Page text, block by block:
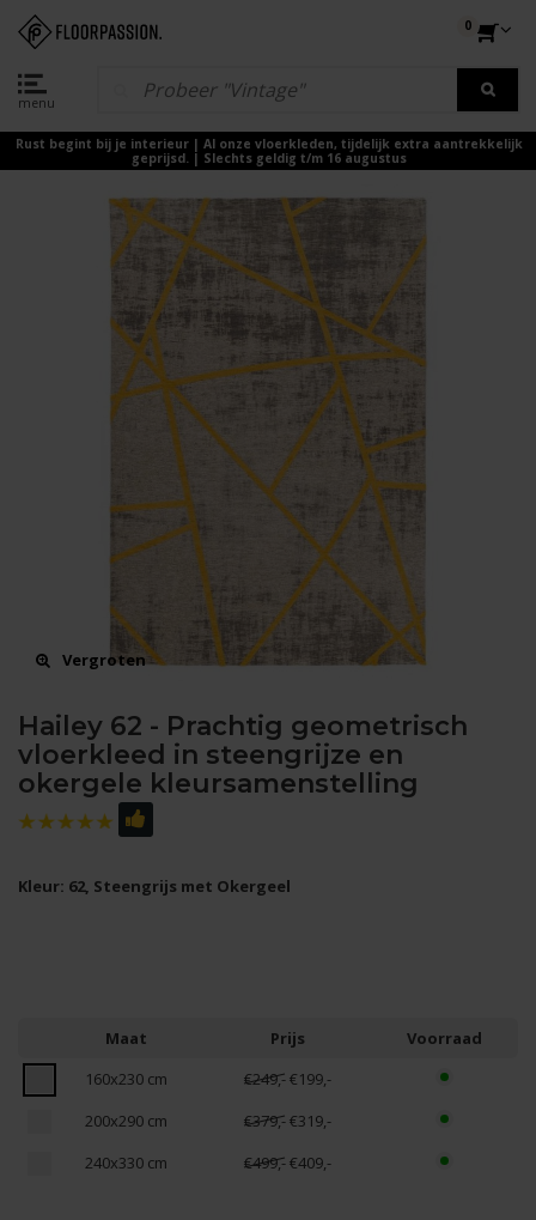
menu
0
Rust begint bij je interieur | Al onze vloerkleden, tijdelijk extra aantrekkelijk
geprijsd. | Slechts geldig t/m 16 augustus
Vergroten
Hailey 62 - Prachtig geometrisch
vloerkleed in steengrijze en
okergele kleursamenstelling
Kleur: 62, Steengrijs met Okergeel
Maat Prijs
Voorraad
160x230 cm
€249,-€199,-
200x290 cm
€379,-€319,-
240x330 cm
€499,-€409,-